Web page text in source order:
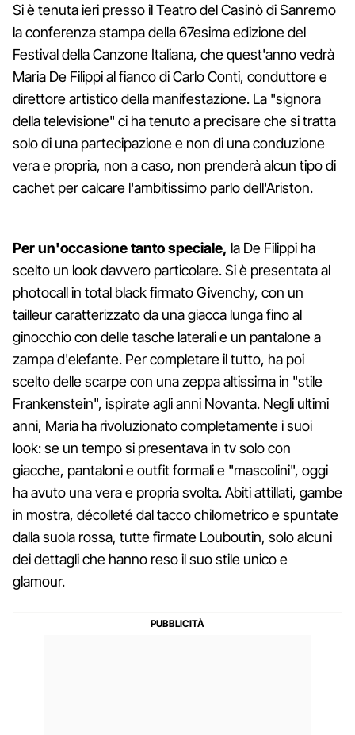
Si è tenuta ieri presso il Teatro del Casinò di Sanremo
la conferenza stampa della 67esima edizione del
Festival della Canzone Italiana, che quest'anno vedrà
Maria De Filippi al fianco di Carlo Conti, conduttore e
direttore artistico della manifestazione. La "signora
della televisione" ci ha tenuto a precisare che si tratta
solo di una partecipazione e non di una conduzione
vera e propria, non a caso, non prenderà alcun tipo di
cachet per calcare l'ambitissimo parlo dell'Ariston.
Per un'occasione tanto speciale, la De Filippi ha
scelto un look davvero particolare. Si è presentata al
photocall in total black firmato Givenchy, con un
tailleur caratterizzato da una giacca lunga fino al
ginocchio con delle tasche laterali e un pantalone a
zampa d'elefante. Per completare il tutto, ha poi
scelto delle scarpe con una zeppa altissima in "stile
Frankenstein", ispirate agli anni Novanta. Negli ultimi
anni, Maria ha rivoluzionato completamente i suoi
look: se un tempo si presentava in tv solo con
giacche, pantaloni e outfit formali e "mascolini", oggi
ha avuto una vera e propria svolta. Abiti attillati, gambe
in mostra, décolleté dal tacco chilometrico e spuntate
dalla suola rossa, tutte firmate Louboutin, solo alcuni
dei dettagli che hanno reso il suo stile unico e
glamour.